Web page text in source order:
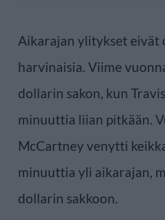
Aikarajan ylitykset eivät
harvinaisia. Viime
dollarin sakon, kun
minuuttia liian pitkään.
McCartney venytti
minuuttia yli aikarajan,
dollarin sakkoon.